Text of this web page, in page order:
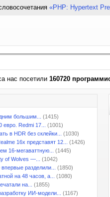
«PHP: Hypertext
нас посетили 160720
большим...
(1415)
Redmi 17...
(1001)
в HDR без склейки...
(1030)
16x представят 12...
(1426)
16-мегаваттную...
(1445)
of Wolves —...
(1042)
разделили...
(1850)
на 48 часов, а...
(1080)
на...
(1855)
ИИ-модели...
(1167)